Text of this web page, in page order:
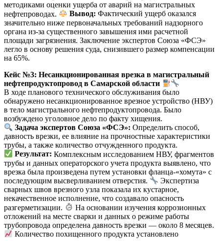
методиками оценки ущерба от аварий на магистральных
нефтепроводах. Вывод: Фактический ущерб оказался
значительно ниже первоначальных требований надзорного
органа из-за существенного завышения ими расчетной
площади загрязнения. Заключение экспертов Союза «ФСЭ»
легло в основу решения суда, снизившего размер компенсации
на 65%.
Кейс №3: Несанкционированная врезка в магистральный
нефтепродуктопровод в Самарской области
В ходе планового технического обслуживания было
обнаружено несанкционированное врезное устройство (НВУ)
в тело магистрального нефтепродуктопровода. Было
возбуждено уголовное дело по факту хищения.
Задача экспертов Союза «ФСЭ»: Определить способ,
давность врезки, ее влияние на прочностные характеристики
трубы, а также количество отчужденного продукта.
Результат: Комплексным исследованием НВУ, фрагментов
трубы и данных операторского учета продукта выявлено, что
врезка была произведена путем установки фланца-«хомута» с
последующим высверливанием отверстия.
Экспертиза
сварных швов врезного узла показала их кустарное,
некачественное исполнение, что создавало опасность
разгерметизации.
На основании изучения коррозионных
отложений на месте сварки и данных о режиме работы
трубопровода определена давность врезки — около 8 месяцев.
Количество похищенного продукта установлено